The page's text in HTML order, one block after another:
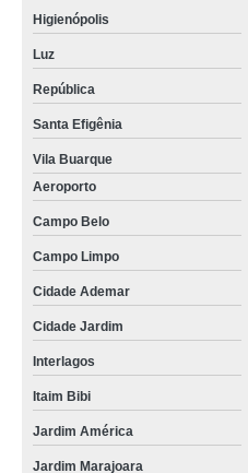
Higienópolis
Luz
República
Santa Efigênia
Vila Buarque
Aeroporto
Campo Belo
Campo Limpo
Cidade Ademar
Cidade Jardim
Interlagos
Itaim Bibi
Jardim América
Jardim Marajoara